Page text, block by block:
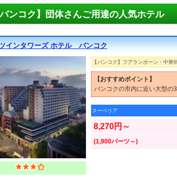
ンコク】団体さんご用達の人気ホテル
インタワーズ ホテル バンコク
【バンコク】フアランポーン・中華
【おすすめポイント】
バンコクの市内に近い大型の3
スーペリア
8,270円～
(1,900バーツ～)